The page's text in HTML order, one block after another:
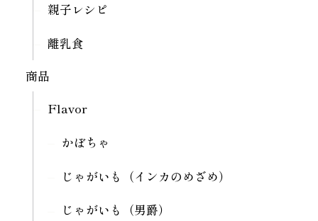
親子レシピ
離乳食
商品
Flavor
かぼちゃ
じゃがいも（インカのめざめ）
じゃがいも（男爵）